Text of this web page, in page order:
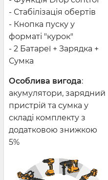
- Стабілізація обертів
- Кнопка пуску у
форматі "курок"
- 2 Батареї + Зарядка +
Сумка
Особлива вигода:
акумулятори, зарядний
пристрій та сумка у
складі комплекту з
додатковою знижкою
5%